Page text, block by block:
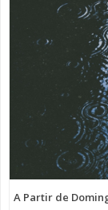
A Partir de